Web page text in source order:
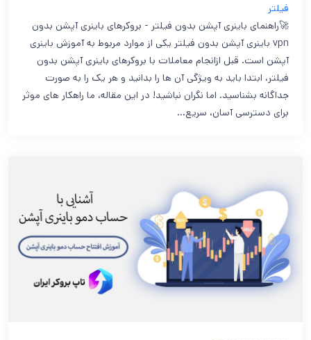
فیلتر
🚀راهنمای باینری آپشن بدون فیلتر - بروکرهای باینری آپشن بدون
vpn باینری آپشن بدون فیلتر یکی از موارد مربوط به آموزش باینری
آپشن است. قبل ازانجام معاملات با بروکرهای باینری آپشن بدون
فیلتر، ابتدا باید به ویژگی آن ها را بدانید و هر یک را به صورت
جداگانه بشناسید. اما نگران نباشید! در این مقاله، ما راهکار های موثر
برای دسترسی آسان، سریع…